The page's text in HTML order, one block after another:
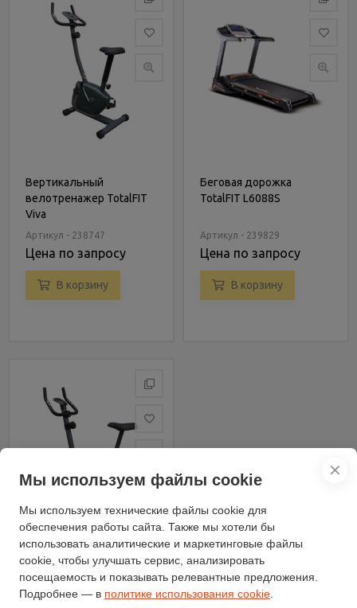
новости
Вертикальный
велотренажер TotalFIT
Viva
Артикул - 238747
Цена по запросу
В корзину
Беговая дорожка
TotalFIT L6088S
Артикул - 239829
Цена по запросу
В корзину
Вертикальный
велотренажер TotalFIT
Forta
✕
Мы используем файлы cookie
Мы используем технические файлы cookie для
обеспечения работы сайта. Также мы хотели бы
использовать аналитические и маркетинговые файлы
cookie, чтобы улучшать сервис, анализировать
посещаемость и показывать релевантные предложения.
Подробнее — в политике использования cookie